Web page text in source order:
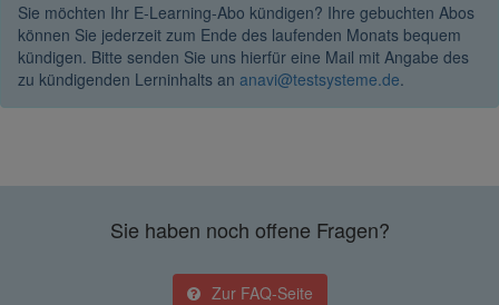
Sie möchten Ihr E-Learning-Abo kündigen? Ihre gebuchten Abos
können Sie jederzeit zum Ende des laufenden Monats bequem
kündigen. Bitte senden Sie uns hierfür eine Mail mit Angabe des
zu kündigenden Lerninhalts an anavi@testsysteme.de.
Sie haben noch offene Fragen?
Zur FAQ-Seite